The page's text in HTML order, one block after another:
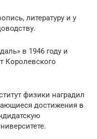
литературу и у
в 1946 году и
Королевского
физики наградил
достижения в